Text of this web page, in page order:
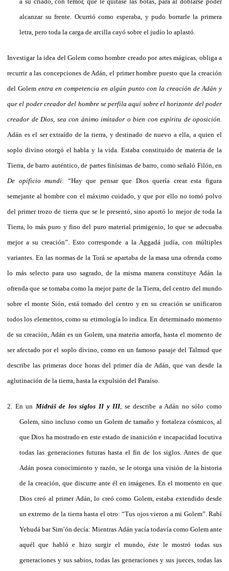
alcanzar su frente. Ocurrió como esperaba, y pudo borrarle la primera
letra, pero toda la carga de arcilla cayó sobre el judío lo aplastó.
Investigar la idea del Golem como hombre creado por artes mágicas, obliga a
recurrir a las concepciones de Adán, el primer hombre puesto que la creación
del Golem entra en competencia en algún punto con la creación de Adán y
que el poder creador del hombre se perfila aquí sobre el horizonte del poder
creador de Dios, sea con ánimo imitador o bien con espíritu de oposición.
Adán es el ser extraído de la tierra, y destinado de nuevo a ella, a quien el
soplo divino otorgó el habla y la vida. Estaba constituido de materia de la
Tierra, de barro auténtico, de partes finísimas de barro, como señaló Filón, en
De opificio mundi: “Hay que pensar que Dios quería crear esta figura
semejante al hombre con el máximo cuidado, y que por ello no tomó polvo
del primer trozo de tierra que se le presentó, sino aportó lo mejor de toda la
Tierra, lo más puro y fino del puro material primigenio, lo que se adecuaba
mejor a su creación”. Esto corresponde a la Aggadá judía, con múltiples
variantes. En las normas de la Torá se apartaba de la masa una ofrenda como
lo más selecto para uso sagrado, de la misma manera constituye Adán la
ofrenda que se tomaba como la mejor parte de la Tierra, del centro del mundo
sobre el monte Sión, está tomado del centro y en su creación se unificaron
todos los elementos, como su etimología lo indica. En determinado momento
de su creación, Adán es un Golem, una materia amorfa, hasta el momento de
ser afectado por el soplo divino, como en un famoso pasaje del Talmud que
describe las primeras doce horas del primer día de Adán, que van desde la
aglutinación de la tierra, hasta la expulsión del Paraíso.
2. En un Midráš de los siglos II y III, se describe a Adán no sólo como
Golem, sino incluso como un Golem de tamaño y fortaleza cósmicos, al
que Dios ha mostrado en este estado de inanición e incapacidad locutiva
todas las generaciones futuras hasta el fin de los siglos. Antes de que
Adán posea conocimiento y razón, se le otorga una visión de la historia
de la creación, que discurre ante él en imágenes. En el momento en que
Dios creó al primer Adán, lo creó como Golem, estaba extendido desde
un extremo de la tierra hasta el otro: “Tus ojos vieron a mi Golem”. Rabí
Yehudá bar Sim’ón decía: Mientras Adán yacía todavía como Golem ante
aquél que habló e hizo surgir el mundo, éste le mostró todas sus
generaciones y sus sabios, todas las generaciones y sus jueces, todas las